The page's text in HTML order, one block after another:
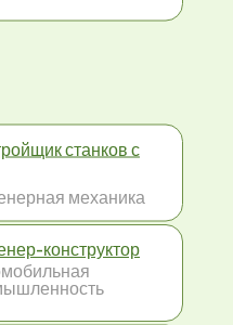
станков с
механика
конструктор